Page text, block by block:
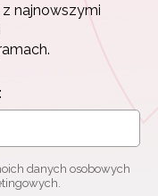
najnowszymi
danych osobowych